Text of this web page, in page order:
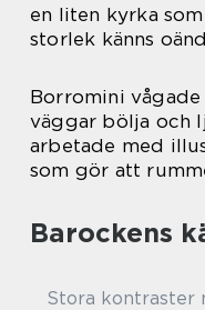
en liten kyrka
storlek känns
Borromini
väggar bölja och
arbetade med
som gör att
Barockens
Stora kontraster